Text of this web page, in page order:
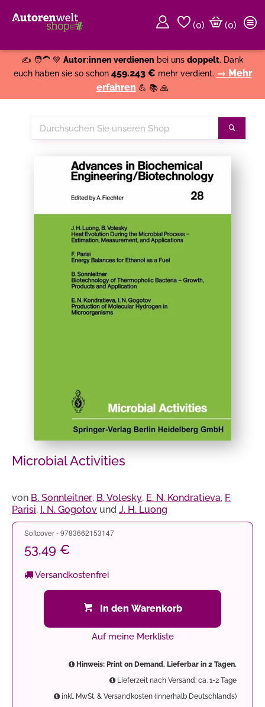
(0)
(0)
✍️ 🧑‍🦱 💚 Autor:innen verdienen bei uns doppelt. Dank
euch haben sie so schon 459.243 € mehr verdient. → Mehr
erfahren 💪 📚 🙏
Durchsuchen
Sie
Microbial Activities
von B. Sonnleitner, B. Volesky, E. N. Kondratieva, F.
Parisi, I. N. Gogotov und J. H. Luong
Softcover - 9783662153147
53,49 €
Versandkostenfrei
In den Warenkorb
Auf meine Merkliste
Hinweis: Print on Demand. Lieferbar in 2 Tagen.
Lieferzeit nach Versand: ca. 1-2 Tage
inkl. MwSt. & Versandkosten (innerhalb Deutschlands)